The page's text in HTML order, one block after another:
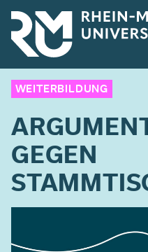
Direkt
zum
Inhalt
WEITERBILDUNG
GEGEN